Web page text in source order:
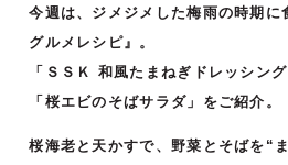
今週は、ジメジメした梅⾬の時期に
グルメレシピ』。
「ＳＳＫ 和風たまねぎドレッシング
「桜エビのそばサラダ」をご紹介。
桜海⽼と天かすで、野菜とそばを“